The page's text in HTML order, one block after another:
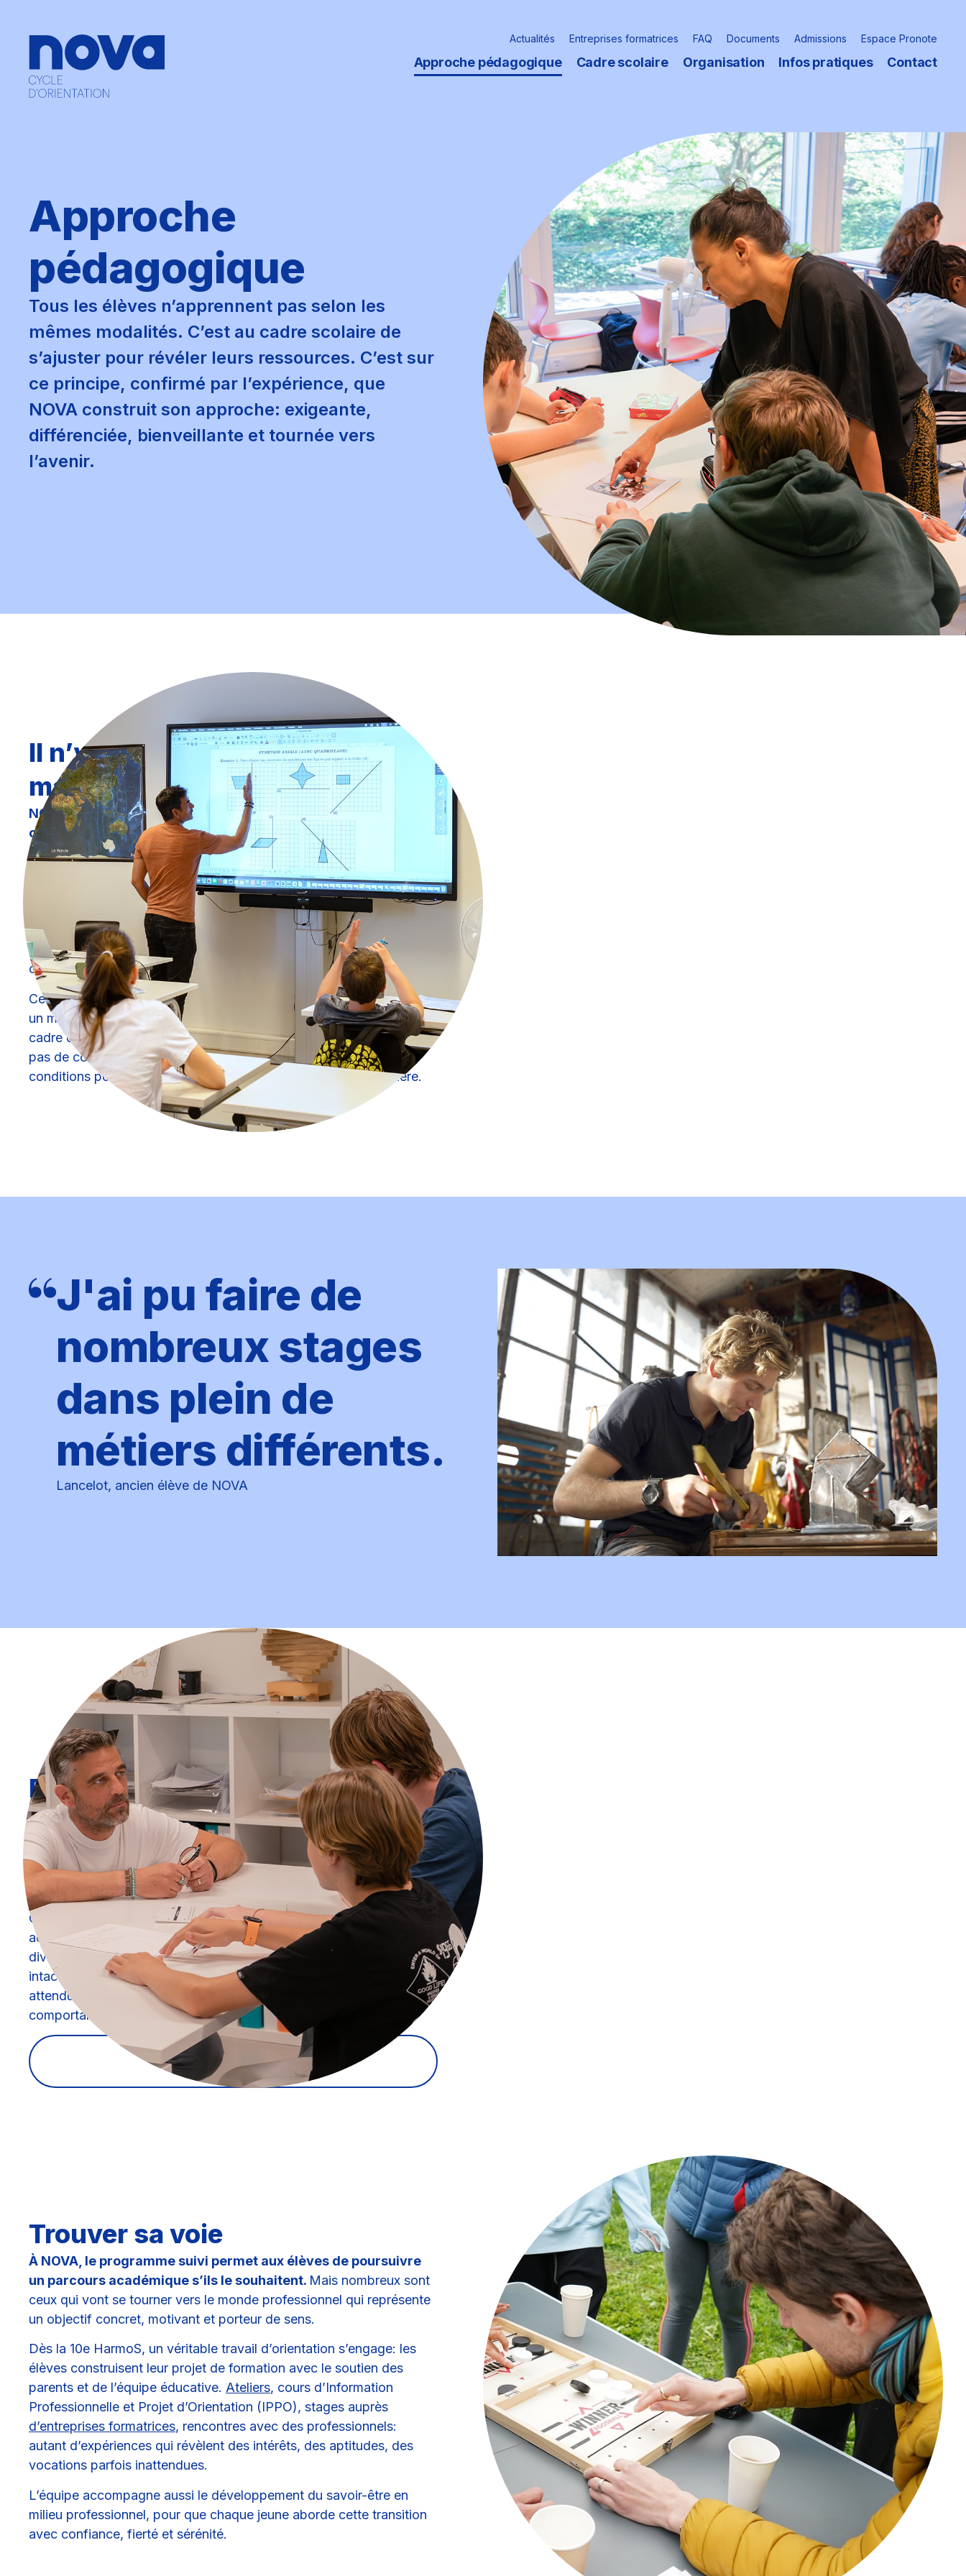
Actualités Entreprises formatrices FAQ Documents Admissions Espace Pronote
Approche pédagogique Cadre scolaire Organisation Infos pratiques Contact
Approche
pédagogique
Tous les élèves n’apprennent pas selon les
mêmes modalités. C’est au cadre scolaire de
s’ajuster pour révéler leurs ressources. C’est sur
ce principe, confirmé par l’expérience, que
NOVA construit son approche: exigeante,
différenciée, bienveillante et tournée vers
l’avenir.
Il n’y a pas qu’une seule
manière d’apprendre
NOVA accueille des jeunes pour qui le parcours scolaire
classique s’est fragilisé.Cela peut concerner des élèves
présentant des difficultés d’apprentissage (type dyslexie,
dysorthographie, dyscalculie…), des difficultés attentionnelles avec
ou sans hyperactivité (TDAH), ou encore de l’anxiété en lien avec
l’école ou les apprentissages. Certains ont connu un décrochage
partiel, un refus scolaire, ou ont simplement besoin d’un cadre plus
individualisé pour pouvoir mobiliser leur potentiel et reprendre
confiance.
Ces difficultés dans le parcours scolaire classique ne signifient pas
un manque de compétences. Elles révèlent souvent la nécessité d’un
cadre différent, mieux ajusté, plus attentif, plus souple. Il ne s’agit
pas de contourner les exigences scolaires, mais de créer les
conditions pour que chaque élève puisse y répondre à sa manière.
J'ai pu faire de
nombreux stages
dans plein de
métiers différents.
Lancelot, ancien élève de NOVA
Des exigences inchangées,
des modalités ajustées
À NOVA, les attentes envers les élèves sont
claires.L’enseignement s’appuie sur le Plan d’Etudes Romand
(PER), garantissant un cadre scolaire reconnu.
Ce qui change, ce sont les chemins pour y parvenir: un
accompagnement individualisé, un rythme adapté, des méthodes
diversifiées, une équipe pluridisciplinaire. Mais l’ambition demeure
intacte: permettre à chaque élève d’atteindre les compétences
attendues, avec rigueur, constance et confiance, au sein de classes
comportant 12 élèves.
Cadre scolaire
Trouver sa voie
À NOVA, le programme suivi permet aux élèves de poursuivre
un parcours académique s’ils le souhaitent. Mais nombreux sont
ceux qui vont se tourner vers le monde professionnel qui représente
un objectif concret, motivant et porteur de sens.
Dès la 10e HarmoS, un véritable travail d’orientation s’engage: les
élèves construisent leur projet de formation avec le soutien des
parents et de l’équipe éducative. Ateliers, cours d’Information
Professionnelle et Projet d’Orientation (IPPO), stages auprès
d’entreprises formatrices, rencontres avec des professionnels:
autant d’expériences qui révèlent des intérêts, des aptitudes, des
vocations parfois inattendues.
L’équipe accompagne aussi le développement du savoir-être en
milieu professionnel, pour que chaque jeune aborde cette transition
avec confiance, fierté et sérénité.